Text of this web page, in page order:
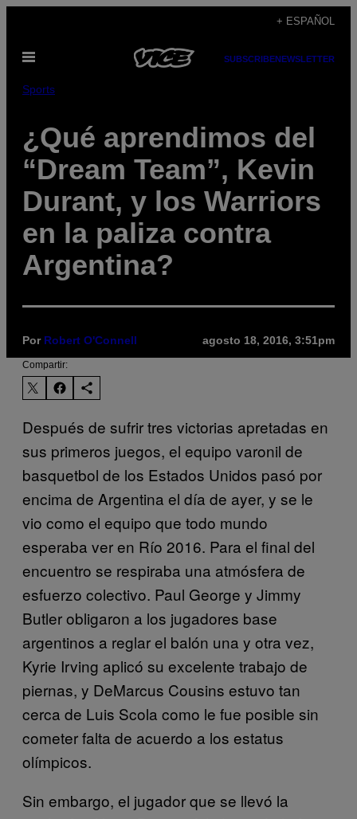
contenido
+ ESPAÑOL
Abrir
SUBSCRIBENEWSLETTER
Sports
¿Qué aprendimos del
“Dream Team”, Kevin
Durant, y los Warriors
en la paliza contra
Argentina?
Por Robert O'Connell agosto 18, 2016, 3:51pm
Compartir:
Después de sufrir tres victorias apretadas en
sus primeros juegos, el equipo varonil de
basquetbol de los Estados Unidos pasó por
encima de Argentina el día de ayer, y se le
vio como el equipo que todo mundo
esperaba ver en Río 2016. Para el final del
encuentro se respiraba una atmósfera de
esfuerzo colectivo. Paul George y Jimmy
Butler obligaron a los jugadores base
argentinos a reglar el balón una y otra vez,
Kyrie Irving aplicó su excelente trabajo de
piernas, y DeMarcus Cousins estuvo tan
cerca de Luis Scola como le fue posible sin
cometer falta de acuerdo a los estatus
olímpicos.
Sin embargo, el jugador que se llevó la